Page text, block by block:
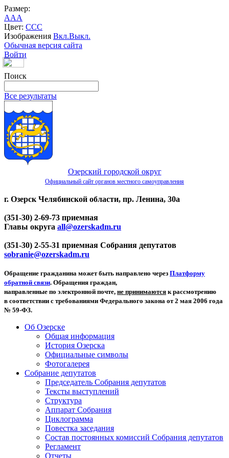
Размер:
AAA
Цвет: CCC
Изображения Вкл.Выкл.
Обычная версия сайта
Войти
Поиск
Все результаты
Озерский городской округ
Официальный сайт органов местного самоуправления
г. Озерск Челябинской области, пр. Ленина, 30а
(351-30) 2-69-73 приемная
Главы округа all@ozerskadm.ru
(351-30) 2-55-31 приемная Собрания депутатов
sobranie@ozerskadm.ru
Обращение гражданина может быть направлено через Платформу
обратной связи. Обращения граждан,
направленные по электронной почте, не принимаются к рассмотрению
в соответствии с требованиями Федерального закона от 2 мая 2006 года
№ 59-ФЗ.
Об Озерске
Общая информация
История Озерска
Официальные символы
Фотогалерея
Собрание депутатов
Председатель Собрания депутатов
Тексты выступлений
Структура
Аппарат Собрания
Циклограмма
Повестка заседания
Состав постоянных комиссий Собрания депутатов
Регламент
Отчеты